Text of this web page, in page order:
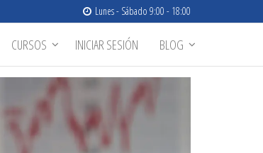
Lunes - Sábado 9:00 - 18:00
CURSOS INICIAR SESIÓN BLOG